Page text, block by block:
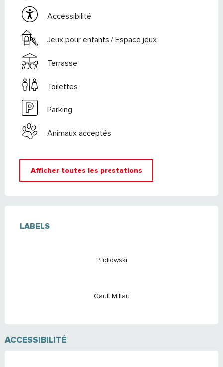
Accessibilité
Jeux pour enfants / Espace jeux
Terrasse
Toilettes
Parking
Animaux acceptés
Afficher toutes les prestations
LABELS
LABELS
Pudlowski
Gault Millau
ACCESSIBILITÉ